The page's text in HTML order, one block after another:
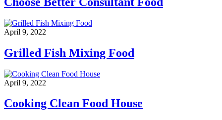
April 9, 2022
Grilled Fish Mixing Food
April 9, 2022
Cooking Clean Food House